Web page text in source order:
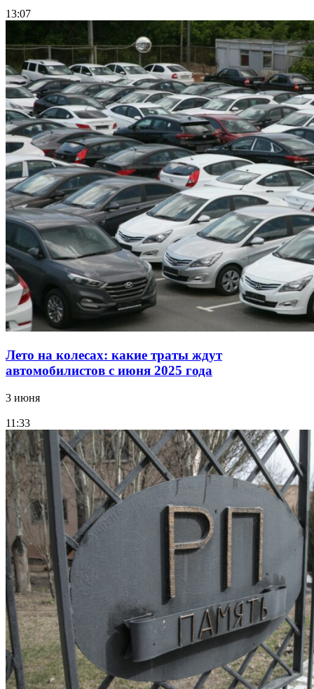
13:07
Лето на колесах: какие траты ждут
автомобилистов с июня 2025 года
3 июня
11:33